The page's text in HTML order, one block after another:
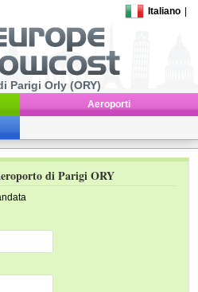
Italiano
Parigi Orly (ORY)
Aeroporti
di Parigi ORY